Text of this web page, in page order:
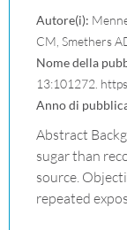
Autore(i):
CM, Smethers
Nome della
13:101272.
Anno di
Abstract
sugar than
source.
repeated